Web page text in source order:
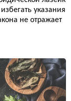
указания
не отражает